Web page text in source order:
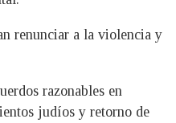
renunciar a la violencia y
razonables en
judíos y retorno de